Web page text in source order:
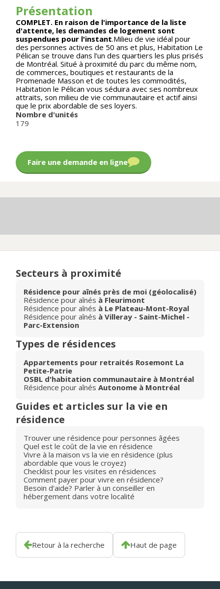
Présentation
COMPLET. En raison de l'importance de la liste
d'attente, les demandes de logement sont
suspendues pour l'instant.Milieu de vie idéal pour
des personnes actives de 50 ans et plus, Habitation Le
Pélican se trouve dans l’un des quartiers les plus prisés
de Montréal. Situé à proximité du parc du même nom,
de commerces, boutiques et restaurants de la
Promenade Masson et de toutes les commodités,
Habitation le Pélican vous séduira avec ses nombreux
attraits, son milieu de vie communautaire et actif ainsi
que le prix abordable de ses loyers.
Nombre d'unités
179
Faire une demande en ligne
Secteurs à proximité
Résidence pour aînés près de moi (géolocalisé)
Résidence pour aînés à Fleurimont
Résidence pour aînés à Le Plateau-Mont-Royal
Résidence pour aînés à Villeray - Saint-Michel -
Parc-Extension
Types de résidences
Appartements pour retraités Rosemont La
Petite-Patrie
OSBL d'habitation communautaire à Montréal
Résidence pour aînés Autonome à Montréal
Guides et articles sur la vie en
résidence
Trouver une résidence pour personnes âgées
Quel est le coût de la vie en résidence
Vivre à la maison vs la vie en résidence (plus
abordable que vous le croyez)
Checklist pour les visites en résidences
Comment payer pour vivre en résidence?
Besoin d'aide? Parler à un conseiller en
hébergement dans votre localité
Retour à la recherche Haut de page